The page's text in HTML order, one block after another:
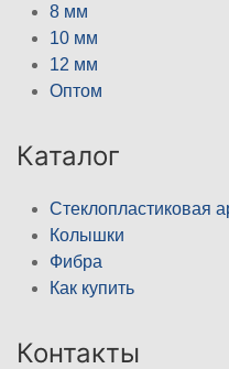
8 мм
10 мм
12 мм
Оптом
Каталог
Стеклопластиковая
Колышки
Фибра
Как купить
Контакты